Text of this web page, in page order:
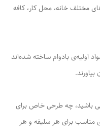
مختلف خانه، محل کار، کافه
اولیه‌ی بادوام ساخته شده‌اند
باشید، چه طرحی خاص برای
مناسب برای هر سلیقه و هر